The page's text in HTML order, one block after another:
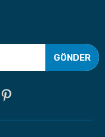
GÖNDER